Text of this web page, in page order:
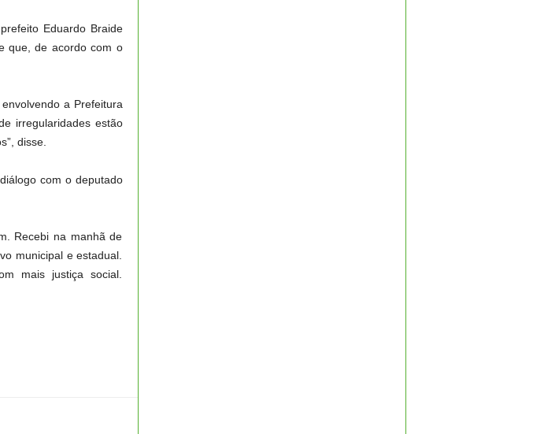
Eduardo Braide
que, de acordo com o
a Prefeitura
irregularidades estão
disse.
com o deputado
Recebi na manhã de
municipal e estadual.
mais justiça social.